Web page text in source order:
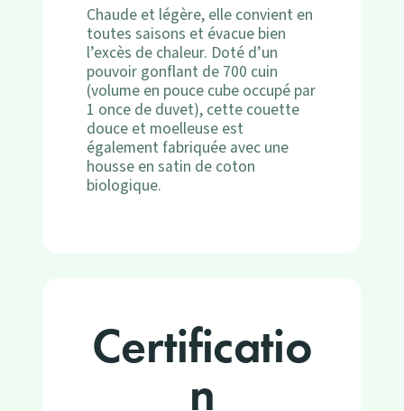
Chaude et légère, elle convient en
toutes saisons et évacue bien
l’excès de chaleur. Doté d’un
pouvoir gonflant de 700 cuin
(volume en pouce cube occupé par
1 once de duvet), cette couette
douce et moelleuse est
également fabriquée avec une
housse en satin de coton
biologique.
Certificatio
n